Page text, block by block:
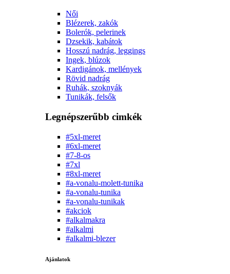
Női
Blézerek, zakók
Bolerók, pelerinek
Dzsekik, kabátok
Hosszú nadrág, leggings
Ingek, blúzok
Kardigánok, mellények
Rövid nadrág
Ruhák, szoknyák
Tunikák, felsők
Legnépszerűbb cimkék
#5xl-meret
#6xl-meret
#7-8-os
#7xl
#8xl-meret
#a-vonalu-molett-tunika
#a-vonalu-tunika
#a-vonalu-tunikak
#akciok
#alkalmakra
#alkalmi
#alkalmi-blezer
Ajánlatok